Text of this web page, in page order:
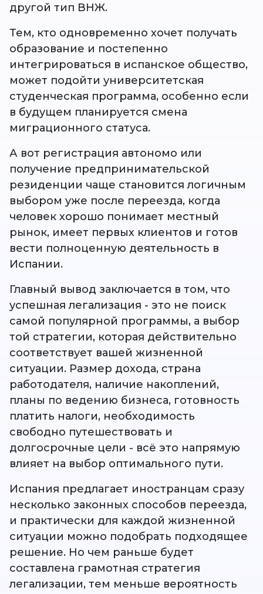
другой тип ВНЖ.
Тем, кто одновременно хочет получать
образование и постепенно
интегрироваться в испанское общество,
может подойти университетская
студенческая программа, особенно если
в будущем планируется смена
миграционного статуса.
А вот регистрация автономо или
получение предпринимательской
резиденции чаще становится логичным
выбором уже после переезда, когда
человек хорошо понимает местный
рынок, имеет первых клиентов и готов
вести полноценную деятельность в
Испании.
Главный вывод заключается в том, что
успешная легализация - это не поиск
самой популярной программы, а выбор
той стратегии, которая действительно
соответствует вашей жизненной
ситуации. Размер дохода, страна
работодателя, наличие накоплений,
планы по ведению бизнеса, готовность
платить налоги, необходимость
свободно путешествовать и
долгосрочные цели - всё это напрямую
влияет на выбор оптимального пути.
Испания предлагает иностранцам сразу
несколько законных способов переезда,
и практически для каждой жизненной
ситуации можно подобрать подходящее
решение. Но чем раньше будет
составлена грамотная стратегия
легализации, тем меньше вероятность